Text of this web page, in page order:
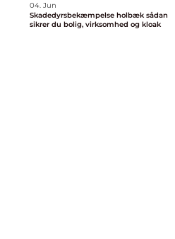
04. Jun
Skadedyrsbekæmpelse holbæk sådan
sikrer du bolig, virksomhed og kloak